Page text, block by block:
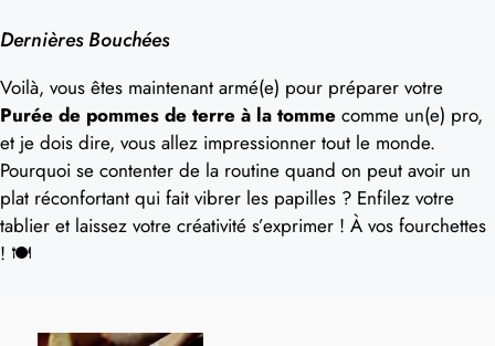
Dernières Bouchées
Voilà, vous êtes maintenant armé(e) pour préparer votre
Purée de pommes de terre à la tomme comme un(e) pro,
et je dois dire, vous allez impressionner tout le monde.
Pourquoi se contenter de la routine quand on peut avoir un
plat réconfortant qui fait vibrer les papilles ? Enfilez votre
tablier et laissez votre créativité s’exprimer ! À vos fourchettes
! 🍽️